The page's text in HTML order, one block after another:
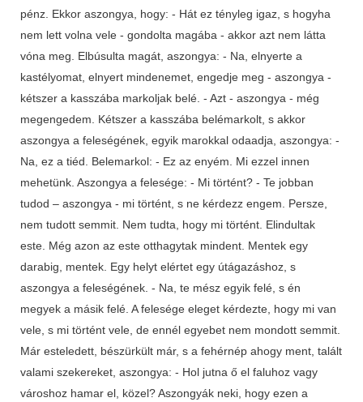
pénz. Ekkor aszongya, hogy: - Hát ez tényleg igaz, s hogyha
nem lett volna vele - gondolta magába - akkor azt nem látta
vóna meg. Elbúsulta magát, aszongya: - Na, elnyerte a
kastélyomat, elnyert mindenemet, engedje meg - aszongya -
kétszer a kasszába markoljak belé. - Azt - aszongya - még
megengedem. Kétszer a kasszába belémarkolt, s akkor
aszongya a feleségének, egyik marokkal odaadja, aszongya: -
Na, ez a tiéd. Belemarkol: - Ez az enyém. Mi ezzel innen
mehetünk. Aszongya a felesége: - Mi történt? - Te jobban
tudod – aszongya - mi történt, s ne kérdezz engem. Persze,
nem tudott semmit. Nem tudta, hogy mi történt. Elindultak
este. Még azon az este otthagytak mindent. Mentek egy
darabig, mentek. Egy helyt elértet egy útágazáshoz, s
aszongya a feleségének. - Na, te mész egyik felé, s én
megyek a másik felé. A felesége eleget kérdezte, hogy mi van
vele, s mi történt vele, de ennél egyebet nem mondott semmit.
Már esteledett, bészürkült már, s a fehérnép ahogy ment, talált
valami szekereket, aszongya: - Hol jutna ő el faluhoz vagy
városhoz hamar el, közel? Aszongyák neki, hogy ezen a